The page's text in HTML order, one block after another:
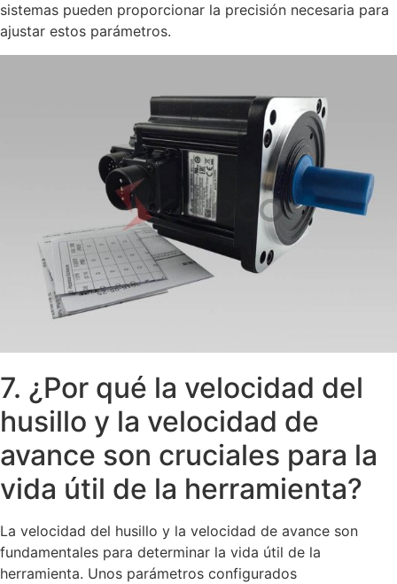
sistemas pueden proporcionar la precisión necesaria para
ajustar estos parámetros.
7. ¿Por qué la velocidad del
husillo y la velocidad de
avance son cruciales para la
vida útil de la herramienta?
La velocidad del husillo y la velocidad de avance son
fundamentales para determinar la vida útil de la
herramienta. Unos parámetros configurados